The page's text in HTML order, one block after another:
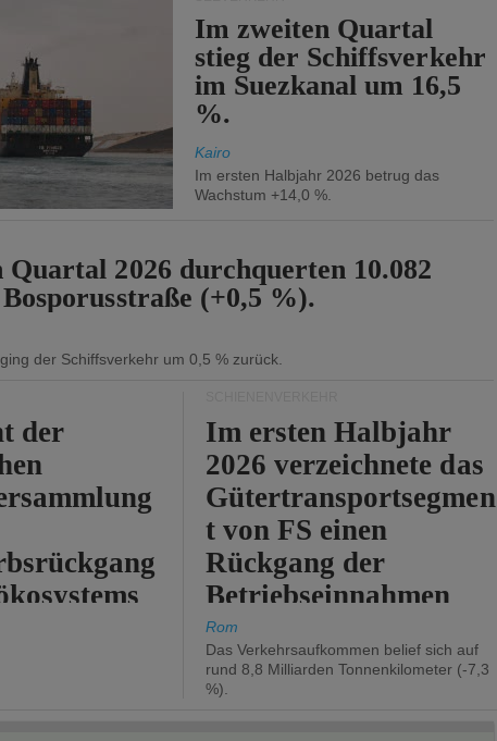
Im zweiten Quartal
stieg der Schiffsverkehr
im Suezkanal um 16,5
%.
Kairo
Im ersten Halbjahr 2026 betrug das
Wachstum +14,0 %.
Quartal 2026 durchquerten 10.082
(+0,5 %).
der Schiffsverkehr um 0,5 % zurück.
der
Im ersten Halbjahr
2026 verzeichnete das
Gütertransportsegmen
t von FS einen
Rückgang der
Betriebseinnahmen
um 2,7 %.
Rom
Das Verkehrsaufkommen belief sich auf
rund 8,8 Milliarden Tonnenkilometer (-7,3
%).